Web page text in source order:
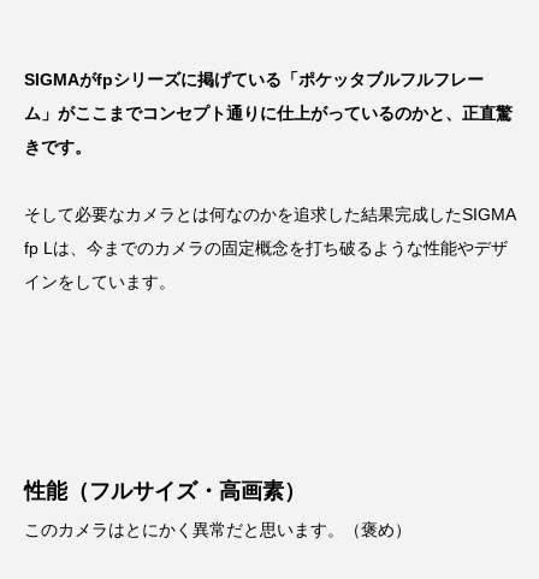
SIGMAがfpシリーズに掲げている「ポケッタブルフルフレー
ム」がここまでコンセプト通りに仕上がっているのかと、正直驚
きです。
そして必要なカメラとは何なのかを追求した結果完成したSIGMA
fp Lは、今までのカメラの固定概念を打ち破るような性能やデザ
インをしています。
性能（フルサイズ・高画素）
このカメラはとにかく異常だと思います。（褒め）